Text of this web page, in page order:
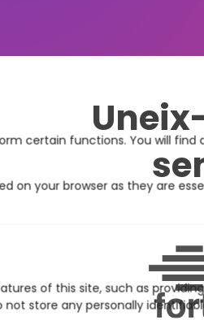
of this site, such as
store any personally